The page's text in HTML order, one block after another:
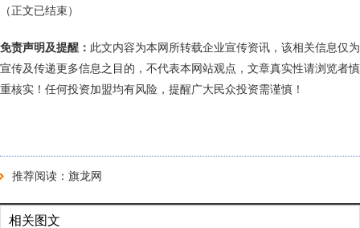
（正文已结束）
免责声明及提醒： 此文内容为本网所转载企业宣传资讯，该相关信息仅为
宣传及传递更多信息之目的，不代表本网站观点，文章真实性请浏览者慎
重核实！任何投资加盟均有风险，提醒广大民众投资需谨慎！
推荐阅读： 旗龙网
相关图文